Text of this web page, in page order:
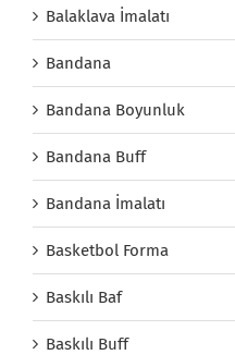
Balaklava İmalatı
Bandana
Bandana Boyunluk
Bandana Buff
Bandana İmalatı
Basketbol Forma
Baskılı Baf
Baskılı Buff